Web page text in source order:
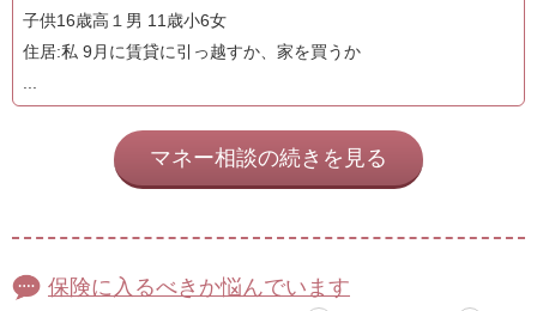
子供16歳高１男 11歳小6女
住居:私 9月に賃貸に引っ越すか、家を買うか
マネー相談の続きを見る
保険に入るべきか悩んでいます